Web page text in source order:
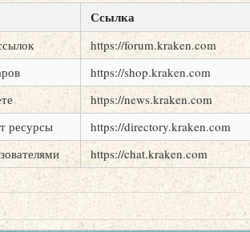
Ссылка
https://forum.kraken.com
https://shop.kraken.com
https://news.kraken.com
ресурсы
https://directory.kraken.com
https://chat.kraken.com